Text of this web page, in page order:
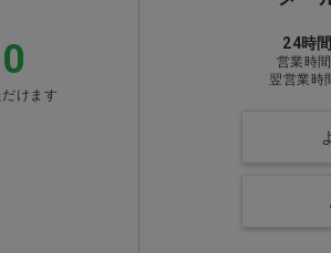
けます
24時
営業時
翌営業時